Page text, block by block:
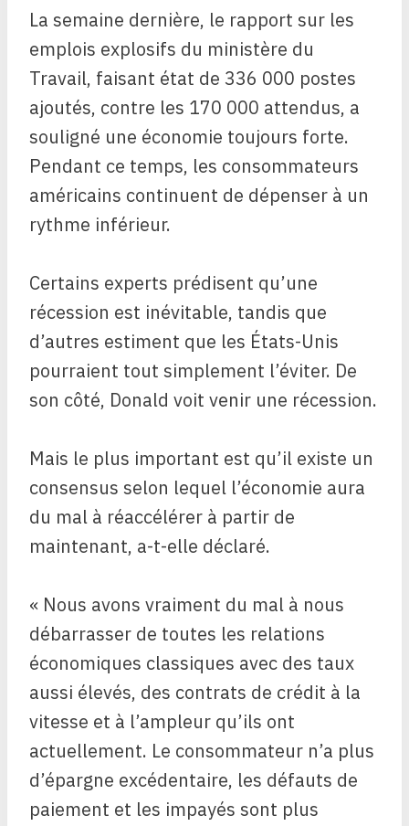
La semaine dernière, le rapport sur les
emplois explosifs du ministère du
Travail, faisant état de 336 000 postes
ajoutés, contre les 170 000 attendus, a
souligné une économie toujours forte.
Pendant ce temps, les consommateurs
américains continuent de dépenser à un
rythme inférieur.
Certains experts prédisent qu’une
récession est inévitable, tandis que
d’autres estiment que les États-Unis
pourraient tout simplement l’éviter. De
son côté, Donald voit venir une récession.
Mais le plus important est qu’il existe un
consensus selon lequel l’économie aura
du mal à réaccélérer à partir de
maintenant, a-t-elle déclaré.
« Nous avons vraiment du mal à nous
débarrasser de toutes les relations
économiques classiques avec des taux
aussi élevés, des contrats de crédit à la
vitesse et à l’ampleur qu’ils ont
actuellement. Le consommateur n’a plus
d’épargne excédentaire, les défauts de
paiement et les impayés sont plus